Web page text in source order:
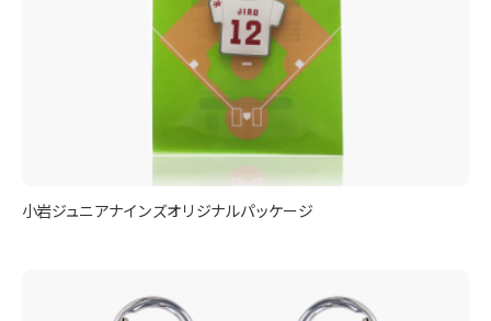
小岩ジュニアナインズオリジナルパッケージ